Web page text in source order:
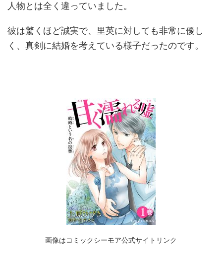
人物とは全く違っていました。
彼は驚くほど誠実で、里英に対しても非常に優し
く、真剣に結婚を考えている様子だったのです。
画像はコミックシーモア公式サイトリンク